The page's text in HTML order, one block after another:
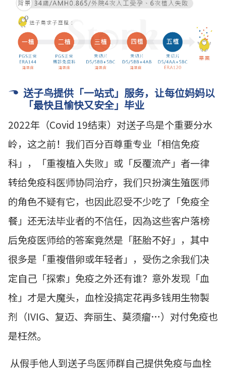
送子鸟提供「一站式」服务，让每位妈妈以
「最快且愉快又安全」毕业
2022年（Covid 19结束）对送子鸟是个重要分水
岭，这之前！我们百分百尊重专业「相信免疫
科」，「重複植入失败」或「反覆流产」者一律
转给免疫科医师协同治疗，我们只扮演生殖医师
的角色不疑有它，也因此忍受不少吃了「免疫全
餐」还无法毕业者的不信任，因為这些客户落榜
后免疫医师给的答案竟然是「胚胎不好」，其中
很多是「重複借卵或年轻者」，受伤之余我们决
定自己「探索」免疫之外还有谁？意外发现「血
栓」才是大魔头，血栓没搞定花再多钱用生物製
剂（IVIG、复迈、奔丽生、莫须瘤…）对付免疫也
是枉然。
从假手他人到送子鸟医师群自己提供免疫与血栓